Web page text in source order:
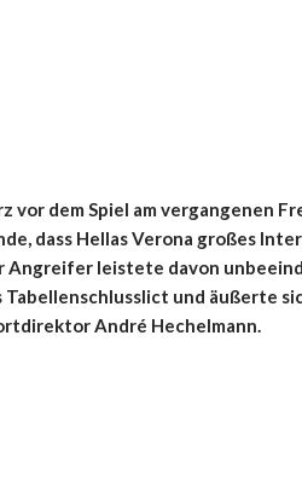
vor dem Spiel am vergangenen
dass Hellas Verona großes
Angreifer leistete davon
Tabellenschlusslict und äußerte
André Hechelmann.